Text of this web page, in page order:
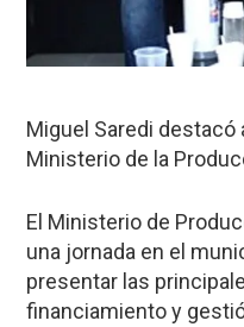
Miguel Saredi
Ministerio de la
El Ministerio de
una jornada en el
presentar las
financiamiento y